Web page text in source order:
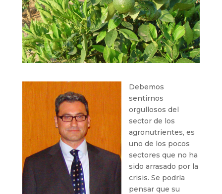
Debemos
sentirnos
orgullosos del
sector de los
agronutrientes, es
uno de los pocos
sectores que no ha
sido arrasado por la
crisis. Se podría
pensar que su